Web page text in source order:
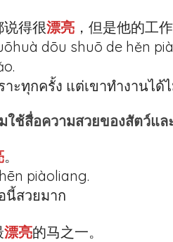
得很漂亮，但是他的工作
dōu shuō de hěn
าะทุกครั้ง แต่เขาทำงานได้
ใช้สื่อความสวยของสัตว์แล
。
piàoliang.
นี้สวยมาก
漂亮的马之一。